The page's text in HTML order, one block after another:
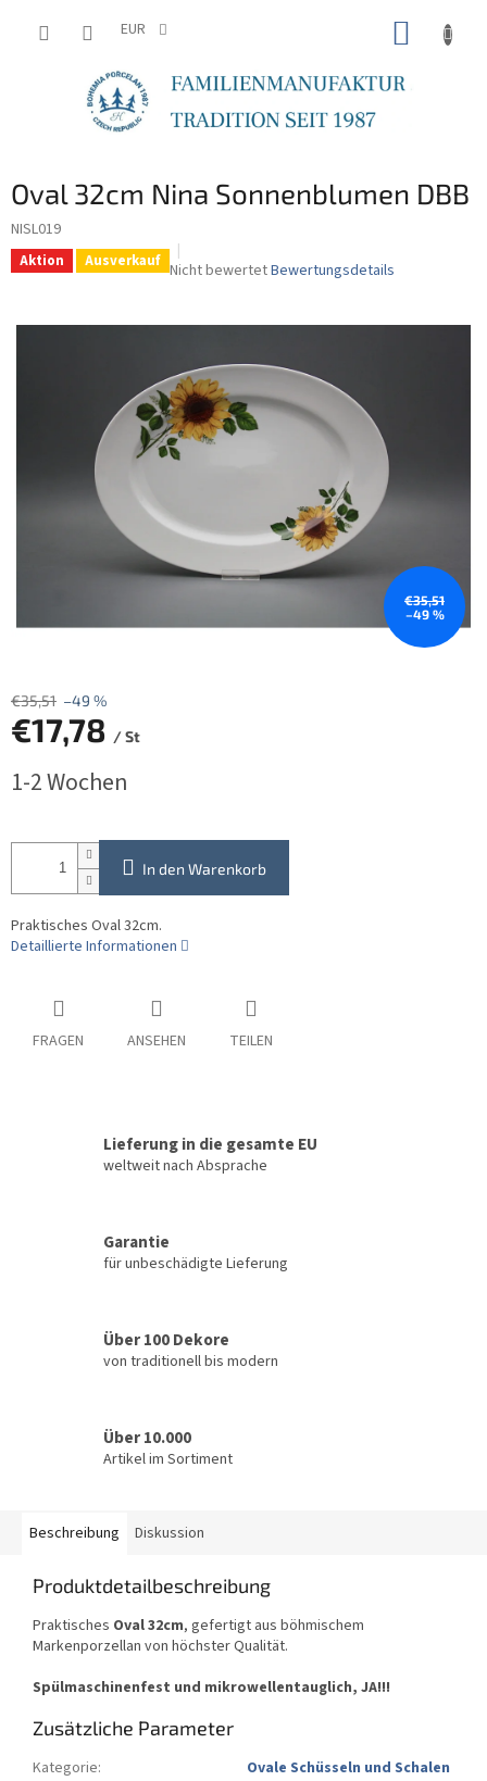
EUR
Oval 32cm Nina Sonnenblumen DBB
NISL019
Aktion Ausverkauf Die
ist
von
5
Sternen.
Nicht bewertetBewertungsdetails
€35,51
–49 %
€35,51 –49 %
€17,78 / St
1-2 Wochen
In den Warenkorb
Praktisches Oval 32cm.
Detaillierte Informationen
FRAGEN ANSEHEN TEILEN
Lieferung in die gesamte EU
weltweit nach Absprache
Garantie
für unbeschädigte Lieferung
Über 100 Dekore
von traditionell bis modern
Über 10.000
Artikel im Sortiment
Beschreibung Diskussion
Produktdetailbeschreibung
Praktisches Oval 32cm, gefertigt aus böhmischem
Markenporzellan von höchster Qualität.
Spülmaschinenfest und mikrowellentauglich, JA!!!
Zusätzliche Parameter
Kategorie:
Ovale Schüsseln und Schalen